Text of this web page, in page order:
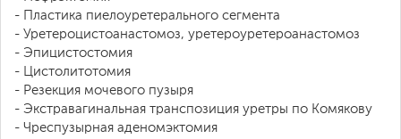
- Пластика пиелоуретерального сегмента
- Уретероцистоанастомоз, уретероуретероанастомоз
- Эпицистостомия
- Цистолитотомия
- Резекция мочевого пузыря
- Экстравагинальная транспозиция уретры по Комякову
- Чреспузырная аденомэктомия